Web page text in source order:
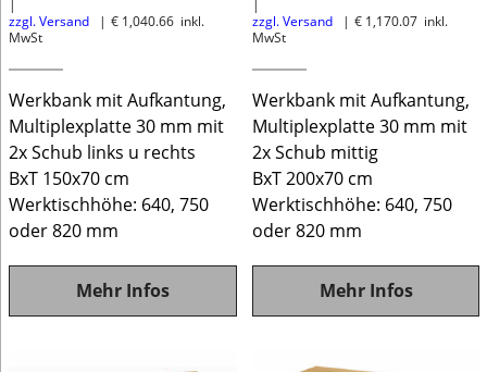
zzgl. Versand
€ 1,040.66 inkl.
MwSt
Werkbank mit Aufkantung,
Multiplexplatte 30 mm mit
2x Schub links u rechts
BxT 150x70 cm
Werktischhöhe: 640, 750
oder 820 mm
Mehr Infos
zzgl. Versand
€ 1,170.07 inkl.
MwSt
Werkbank mit Aufkantung,
Multiplexplatte 30 mm mit
2x Schub mittig
BxT 200x70 cm
Werktischhöhe: 640, 750
oder 820 mm
Mehr Infos